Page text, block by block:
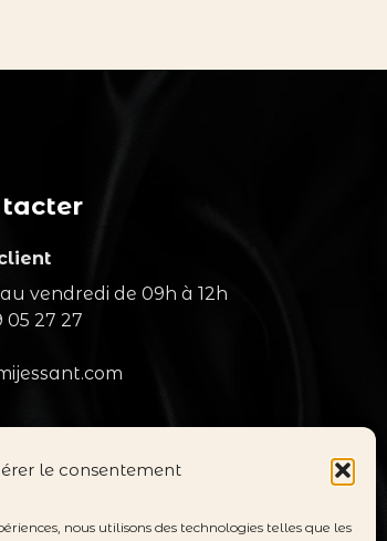
le consentement
nous utilisons des technologies telles que les
vendredi de 09h à 12h
05 27 27